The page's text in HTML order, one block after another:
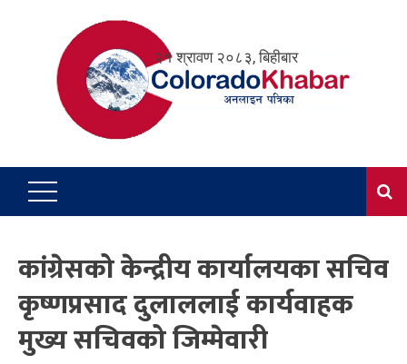
२१ श्रावण २०८३, बिहीबार
कांग्रेसको केन्द्रीय कार्यालयका सचिव
कृष्णप्रसाद दुलाललाई कार्यवाहक
मुख्य सचिवको जिम्मेवारी